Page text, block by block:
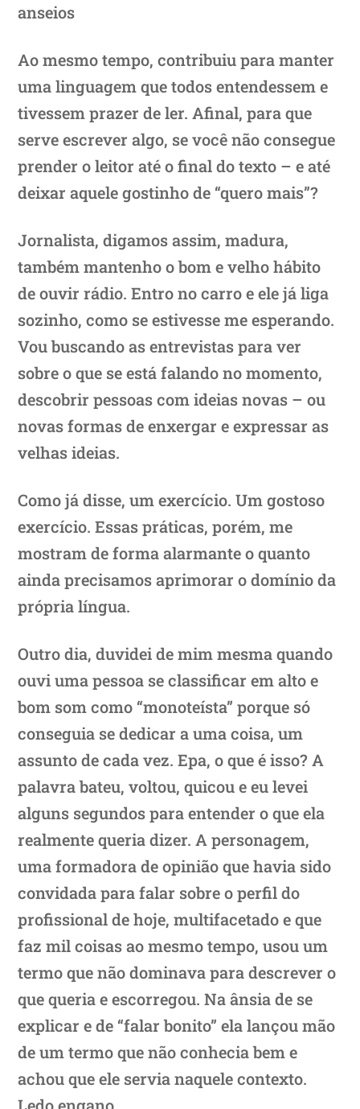
anseios
Ao mesmo tempo, contribuiu para manter
uma linguagem que todos entendessem e
tivessem prazer de ler. Afinal, para que
serve escrever algo, se você não consegue
prender o leitor até o final do texto – e até
deixar aquele gostinho de “quero mais”?
Jornalista, digamos assim, madura,
também mantenho o bom e velho hábito
de ouvir rádio. Entro no carro e ele já liga
sozinho, como se estivesse me esperando.
Vou buscando as entrevistas para ver
sobre o que se está falando no momento,
descobrir pessoas com ideias novas – ou
novas formas de enxergar e expressar as
velhas ideias.
Como já disse, um exercício. Um gostoso
exercício. Essas práticas, porém, me
mostram de forma alarmante o quanto
ainda precisamos aprimorar o domínio da
própria língua.
Outro dia, duvidei de mim mesma quando
ouvi uma pessoa se classificar em alto e
bom som como “monoteísta” porque só
conseguia se dedicar a uma coisa, um
assunto de cada vez. Epa, o que é isso? A
palavra bateu, voltou, quicou e eu levei
alguns segundos para entender o que ela
realmente queria dizer. A personagem,
uma formadora de opinião que havia sido
convidada para falar sobre o perfil do
profissional de hoje, multifacetado e que
faz mil coisas ao mesmo tempo, usou um
termo que não dominava para descrever o
que queria e escorregou. Na ânsia de se
explicar e de “falar bonito” ela lançou mão
de um termo que não conhecia bem e
achou que ele servia naquele contexto.
Ledo engano.